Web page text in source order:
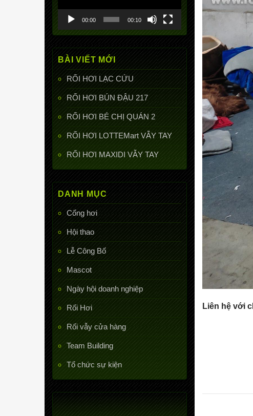
00:00 00:10
BÀI VIẾT MỚI
RỐI HƠI LẠC CỨU
RỐI HƠI BÚN ĐẬU 217
RỐI HƠI BÉ CHỊ QUÁN 2
RỐI HƠI LOTTEMart VẪY TAY
RỐI HƠI MAXIDI VẪY TAY
DANH MỤC
Cổng hơi
Hội thao
Lễ Công Bố
Mascot
Ngày hội doanh nghiệp
Rối Hơi
Rối vẫy cửa hàng
Team Building
Tổ chức sự kiện
Liên hệ với